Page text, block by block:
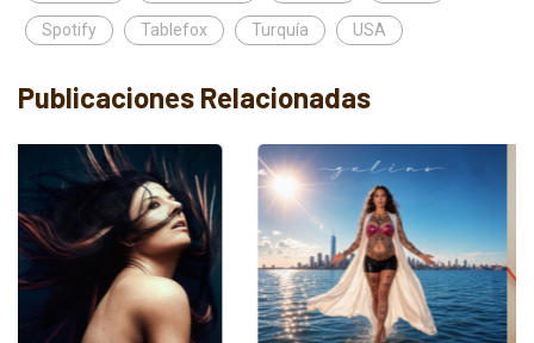
Spotify Tablefox Turquía USA
Publicaciones Relacionadas